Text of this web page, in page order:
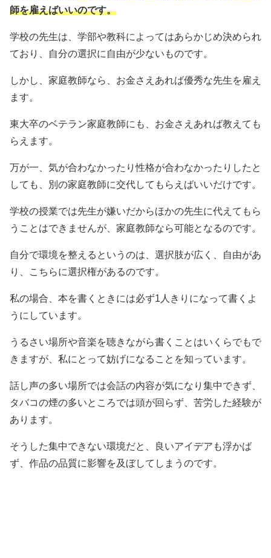
師を雇えばいいのです。
学校の先生は、学部や教科によってはあらかじめ決められ
ており、自分の選択に自由が少ないものです。
しかし、家庭教師なら、お金さえあれば優秀な先生を雇え
ます。
東大卒のベテラン家庭教師にも、お金さえあれば教えても
らえます。
万が一、気が合わなかったり性格が合わなかったりしたと
しても、別の家庭教師に交代してもらえばいいだけです。
学校の授業では先生が嫌いだからほかの先生に代えてもら
うことはできませんが、家庭教師なら可能となるのです。
自分で環境を整えるというのは、選択肢が広く、自由があ
り、こちらに選択権があるのです。
私の場合、本を書くときには必ず1人きりになって書くよ
うにしています。
うるさい場所や音楽を聴きながら書くことはいくらでもで
きますが、私にとって妨げになることを知っています。
話し声の多い場所では会話の内容が気になり集中できず、
タバコの煙の多いところでは頭が回らず、苦労した経験が
あります。
そうした集中できない環境だと、良いアイデアも浮かば
ず、作品の品質に影響を及ぼしてしまうのです。